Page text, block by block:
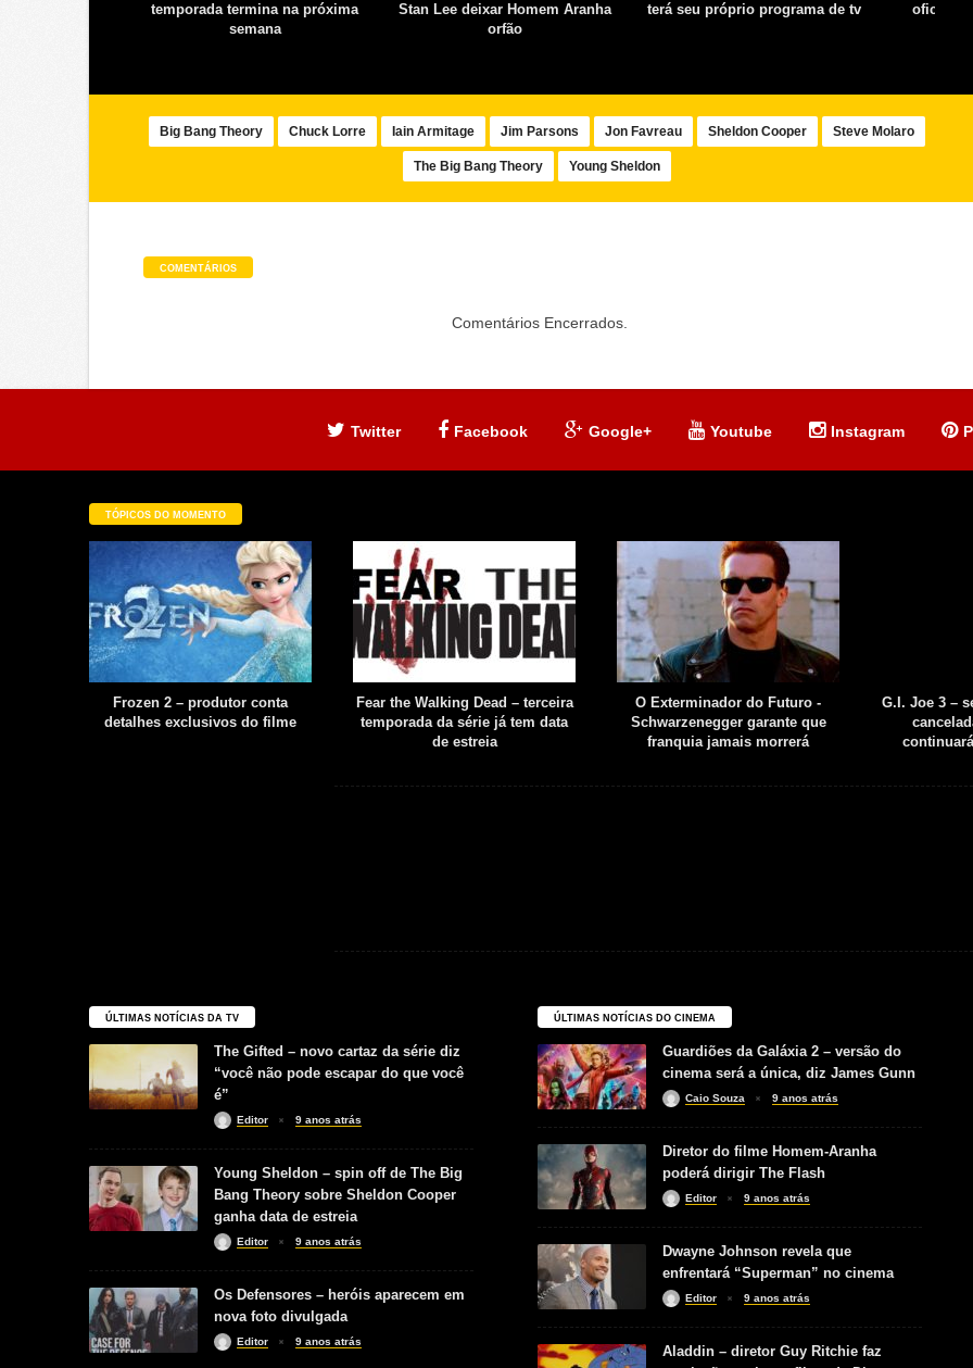
temporada termina na próxima
semana
Stan Lee deixar Homem Aranha
orfão
terá seu próprio programa de tv
Big Bang Theory Chuck Lorre Iain Armitage Jim Parsons Jon Favreau Sheldon Cooper Steve Molaro
The Big Bang Theory Young Sheldon
COMENTÁRIOS
Comentários Encerrados.
Twitter Facebook Google+ Youtube Instagram
TÓPICOS DO MOMENTO
Frozen 2 – produtor conta
detalhes exclusivos do filme
Fear the Walking Dead – terceira
temporada da série já tem data
de estreia
O Exterminador do Futuro -
Schwarzenegger garante que
franquia jamais morrerá
G.I. Joe 3 –
ÚLTIMAS NOTÍCIAS DA TV
The Gifted – novo cartaz da série diz
“você não pode escapar do que você
é”
Editor 9 anos atrás
Young Sheldon – spin off de The Big
Bang Theory sobre Sheldon Cooper
ganha data de estreia
Editor 9 anos atrás
Os Defensores – heróis aparecem em
nova foto divulgada
Editor 9 anos atrás
ÚLTIMAS NOTÍCIAS DO CINEMA
Guardiões da Galáxia 2 – versão do
cinema será a única, diz James Gunn
Caio Souza 9 anos atrás
Diretor do filme Homem-Aranha
poderá dirigir The Flash
Editor 9 anos atrás
Dwayne Johnson revela que
enfrentará “Superman” no cinema
Editor 9 anos atrás
Aladdin – diretor Guy Ritchie faz